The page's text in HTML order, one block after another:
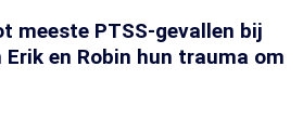
meeste PTSS-gevallen bij
en Robin hun trauma om